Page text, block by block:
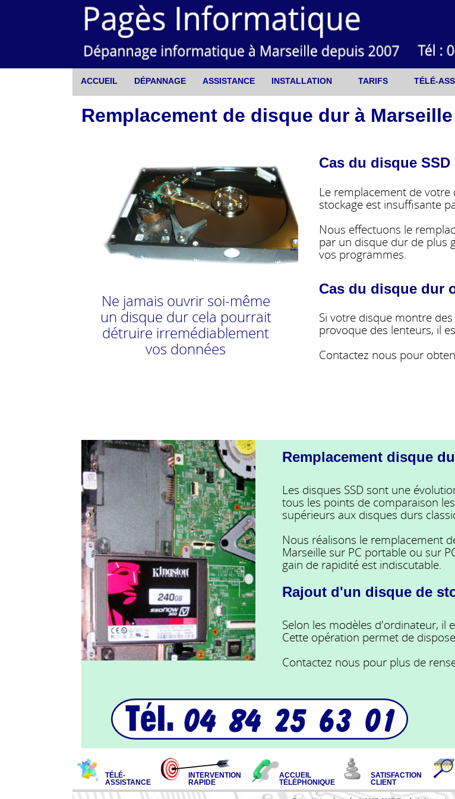
ACCUEIL DÉPANNAGE ASSISTANCE INSTALLATION TARIFS TÉLÉ-
Remplacement de disque dur à Marseille
Ne jamais ouvrir soi-même
un disque dur cela pourrait
détruire irremédiablement
vos données
Cas du disque
Le remplacement de votre
stockage est insuffisante
Nous effectuons le
par un disque dur de plus
vos programmes.
Cas du disque dur
Si votre disque montre
provoque des lenteurs, il
Contactez nous pour
Remplacement disque
Les disques SSD sont une
tous les points de comparaison
supérieurs aux disques durs
Nous réalisons le remplacement
Marseille sur PC portable ou sur
gain de rapidité est indiscutable.
Rajout d'un disque de
Selon les modèles d'ordinateur, il
Cette opération permet de
Contactez nous pour plus de
TÉLÉ-
ASSISTANCE
INTERVENTION
RAPIDE
ACCUEIL
TÉLÉPHONIQUE
SATISFACTION
CLIENT